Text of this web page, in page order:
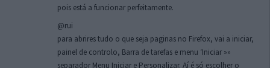
pois está a funcionar perfeitamente.
@rui
para abrires tudo o que seja paginas no Firefox, vai a iniciar,
painel de controlo, Barra de tarefas e menu ‘Iniciar »»
separador Menu Iniciar e Personalizar. Aí é só escolher o